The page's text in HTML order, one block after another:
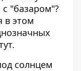
с "базаром"?
в этом
.